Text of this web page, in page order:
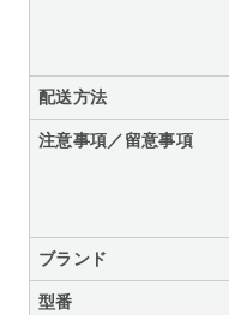
配送方法
注意事項／留意事項
ブランド
型番